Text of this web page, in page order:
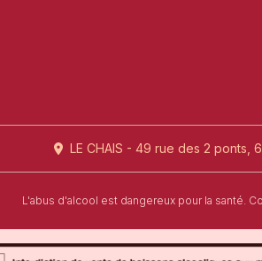
LE CHAIS - 49 rue des 2 ponts,
L'abus d'alcool est dangereux pour la santé.